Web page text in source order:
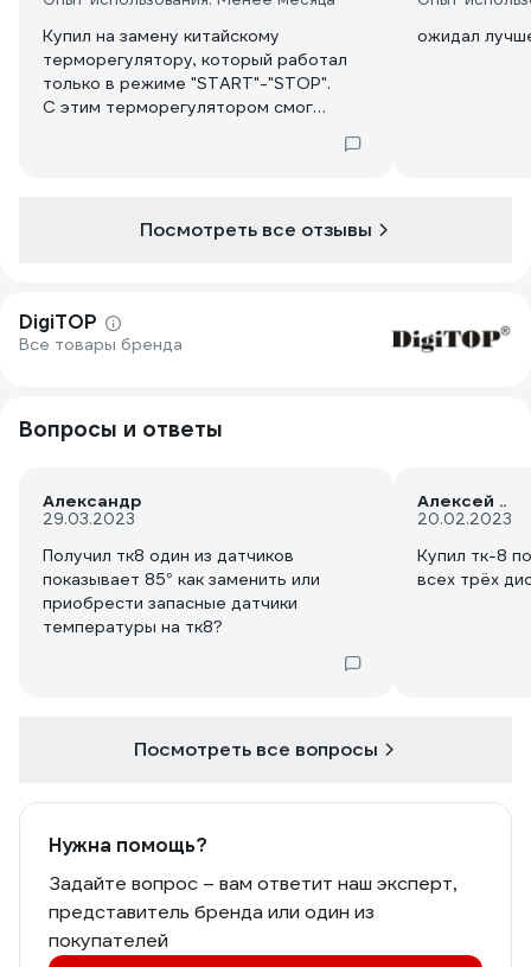
Купил на замену китайскому
терморегулятору, который работал
только в режиме "START"-"STOP".
С этим терморегулятором смог
безопасности: один датчик подключил
аппарата), второй - открытие воды на
колонну на режим "START"-"STOP".
ожидал
Посмотреть все отзывы
DigiTOP
Все товары бренда
Вопросы и ответы
Александр
29.03.2023
Получил тк8 один из датчиков
показывает 85° как заменить или
приобрести запасные датчики
температуры на тк8?
Алексей ..
20.02.2023
Купил тк-8
всех трёх
Посмотреть все вопросы
Нужна помощь?
Задайте вопрос – вам ответит наш эксперт,
представитель бренда или один из
покупателей